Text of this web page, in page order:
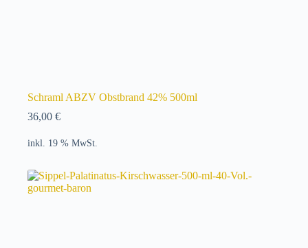
Schraml ABZV Obstbrand 42% 500ml
36,00 €
inkl. 19 % MwSt.